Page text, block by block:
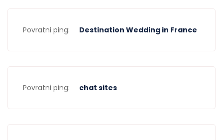
Povratni ping: Destination Wedding in France
Povratni ping: chat sites